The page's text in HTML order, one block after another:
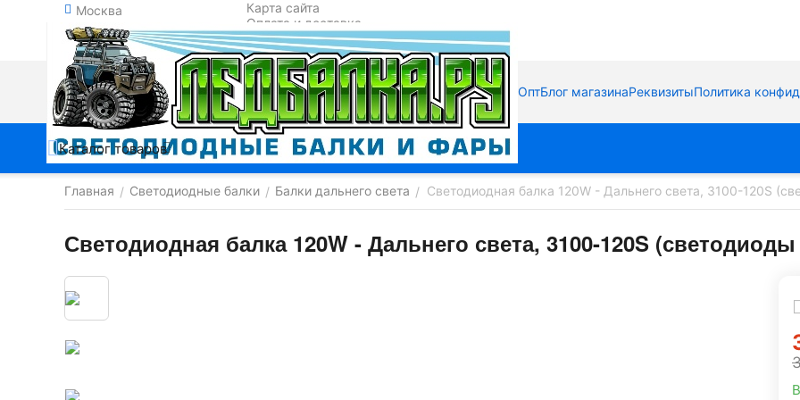
Москва
Карта сайта
Оплата и доставка
Обмен и возврат
Контакты
ОптБлог магазинаРеквизитыПолитика
Каталог товаров
Главная / Светодиодные балки / Балки дальнего света / Светодиодная балка 120W - Дальнего света, 3100-120S
Светодиодная балка 120W - Дальнего света, 3100-120S (светодиоды